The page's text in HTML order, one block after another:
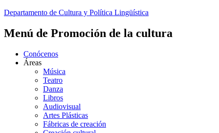
Departamento de Cultura y Política Lingüística
Menú de Promoción de la cultura
Conócenos
Áreas
Música
Teatro
Danza
Libros
Audiovisual
Artes Plásticas
Fábricas de creación